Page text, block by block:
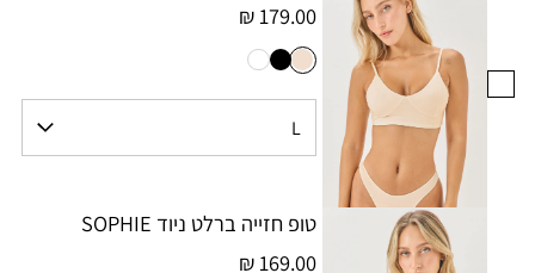
179.00 ₪
טופ חזייה ברלט ניוד SOPHIE
169.00 ₪